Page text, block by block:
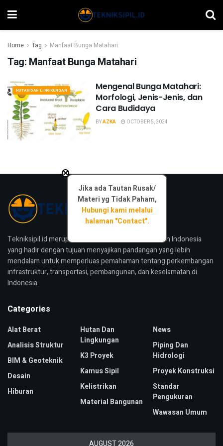
Home Tag Manfaat Bunga Matahari
Tag: Manfaat Bunga Matahari
HUTAN DAN LINGKUNGAN
Mengenal Bunga Matahari:
Morfologi, Jenis-Jenis, dan
Cara Budidaya
BYAZKA OCTOBER 5, 2024
Tekniksipil.id merupakan media konstruksi bangunan Indonesia
yang hadir dengan tujuan menyajikan pandangan yang lebih
mendalam untuk memperluas pemahaman tentang perkembangan
infrastruktur, transportasi, pembangunan, dan keselamatan di
Indonesia.
Jika ada Tautan Rusak/
Materi yg Tidak Paham,
Hubungi kami melalui
halaman "Contact".
×
Categories
Alat Berat
Analisis Struktur
BIM & Geoteknik
Desain
Hiburan
Hutan Dan
Lingkungan
K3 Proyek
Kamus Sipil
Kelistrikan
Material Bangunan
News
Piping Dan
Hidrologi
Proyek Konstruksi
Standar
Pengukuran
Wawasan Umum
AUGUST 2026